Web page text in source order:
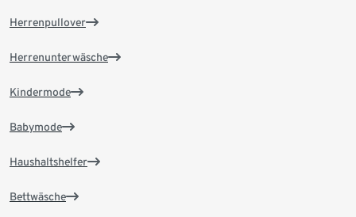
Herrenpullover
Herrenunterwäsche
Kindermode
Babymode
Haushaltshelfer
Bettwäsche